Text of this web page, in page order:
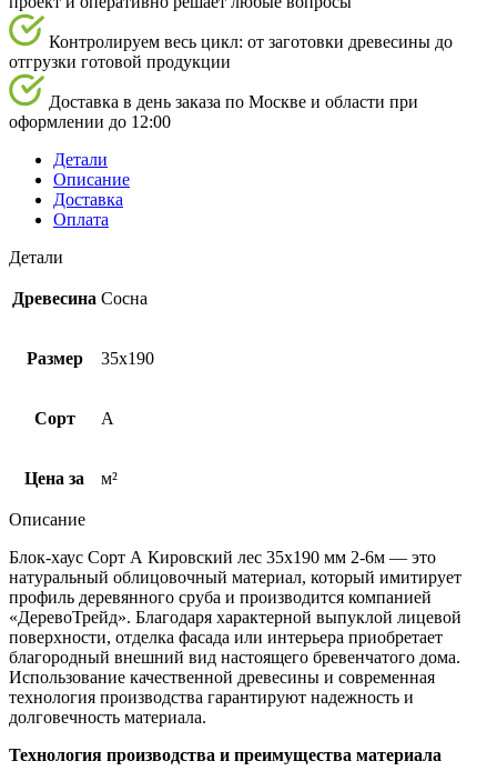
Контролируем весь цикл: от заготовки древесины до
отгрузки готовой продукции
Доставка в день заказа по Москве и области при
оформлении до 12:00
Детали
Описание
Доставка
Оплата
Детали
Древесина Сосна
Размер 35х190
Сорт A
Цена за м²
Описание
Блок-хаус Cорт А Кировский лес 35х190 мм 2-6м — это
натуральный облицовочный материал, который имитирует
профиль деревянного сруба и производится компанией
«ДеревоТрейд». Благодаря характерной выпуклой лицевой
поверхности, отделка фасада или интерьера приобретает
благородный внешний вид настоящего бревенчатого дома.
Использование качественной древесины и современная
технология производства гарантируют надежность и
долговечность материала.
Технология производства и преимущества материала